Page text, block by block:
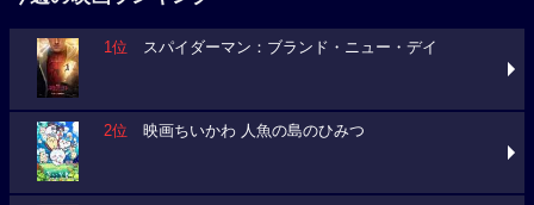
1位 スパイダーマン：ブランド・ニュー・デイ
2位 映画ちいかわ 人魚の島のひみつ